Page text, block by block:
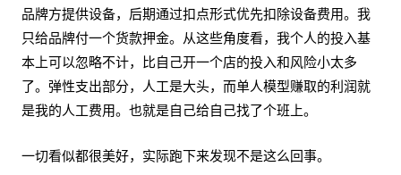
品牌方提供设备，后期通过扣点形式优先扣除设备费用。我
只给品牌付一个货款押金。从这些角度看，我个人的投入基
本上可以忽略不计，比自己开一个店的投入和风险小太多
了。弹性支出部分，人工是大头，而单人模型赚取的利润就
是我的人工费用。也就是自己给自己找了个班上。
一切看似都很美好，实际跑下来发现不是这么回事。